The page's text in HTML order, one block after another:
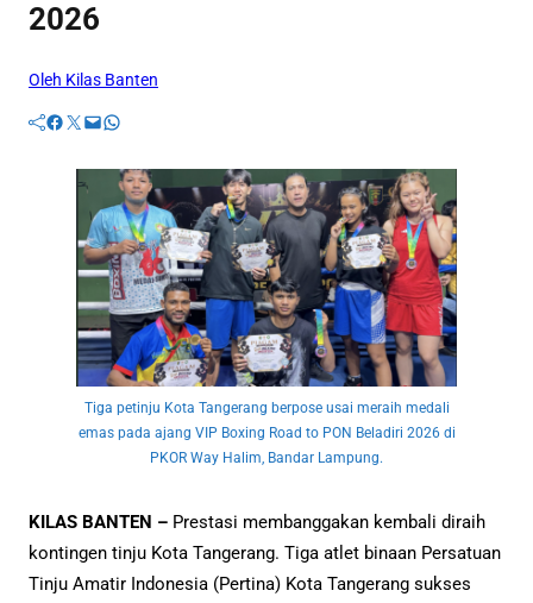
2026
Oleh Kilas Banten
Facebook Twitter Mail WhatsApp
Tiga petinju Kota Tangerang berpose usai meraih medali
emas pada ajang VIP Boxing Road to PON Beladiri 2026 di
PKOR Way Halim, Bandar Lampung.
KILAS BANTEN – Prestasi membanggakan kembali diraih
kontingen tinju Kota Tangerang. Tiga atlet binaan Persatuan
Tinju Amatir Indonesia (Pertina) Kota Tangerang sukses